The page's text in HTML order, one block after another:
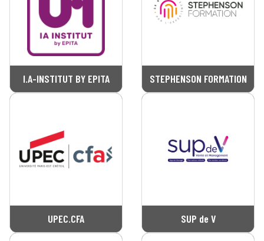
I.A-INSTITUT BY EPITA STEPHENSON FORMATION
UPEC.CFA SUP de V